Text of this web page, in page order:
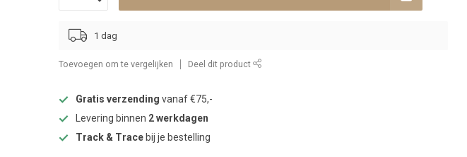
1 dag
Toevoegen om te vergelijken Deel dit product
Gratis verzending vanaf €75,-
Levering binnen 2 werkdagen
Track & Trace bij je bestelling